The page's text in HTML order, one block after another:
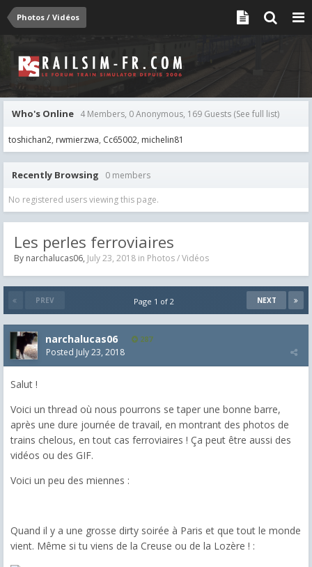
Photos / Vidéos
Who's Online 4 Members, 0 Anonymous, 169 Guests (See full list)
toshichan2 rwmierzwa Cc65002 michelin81
Recently Browsing 0 members
No registered users viewing this page.
Les perles ferroviaires
By narchalucas06, July 23, 2018 in Photos / Vidéos
PREV NEXT
Page 1 of 2
narchalucas06 287
Posted July 23, 2018
Salut !
Voici un thread où nous pourrons se taper une bonne barre,
après une dure journée de travail, en montrant des photos de
trains chelous, en tout cas ferroviaires ! Ça peut être aussi des
vidéos ou des GIF.
Voici un peu des miennes :
Quand il y a une grosse dirty soirée à Paris et que tout le monde
vient. Même si tu viens de la Creuse ou de la Lozère ! :